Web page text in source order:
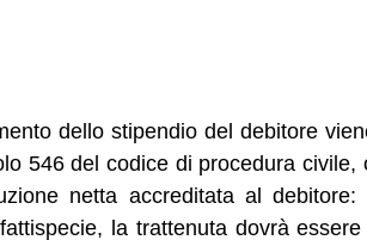
dello stipendio del debitore
546 del codice di procedura
netta accreditata al
la trattenuta dovrà